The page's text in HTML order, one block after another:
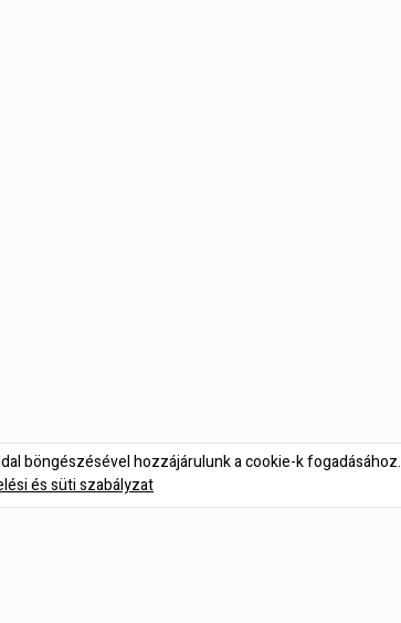
böngészésével hozzájárulunk a cookie-k fogadásához.
és süti szabályzat